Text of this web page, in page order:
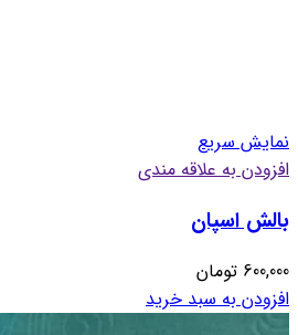
نمایش سریع
افزودن به علاقه مندی
بالش اسپان
600,000 تومان
افزودن به سبد خرید